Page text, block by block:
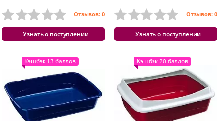
Отзывов: 0
Узнать о поступлении
Отзывов: 0
Узнать о поступлении
Кэшбэк 13 баллов Кэшбэк 20 баллов